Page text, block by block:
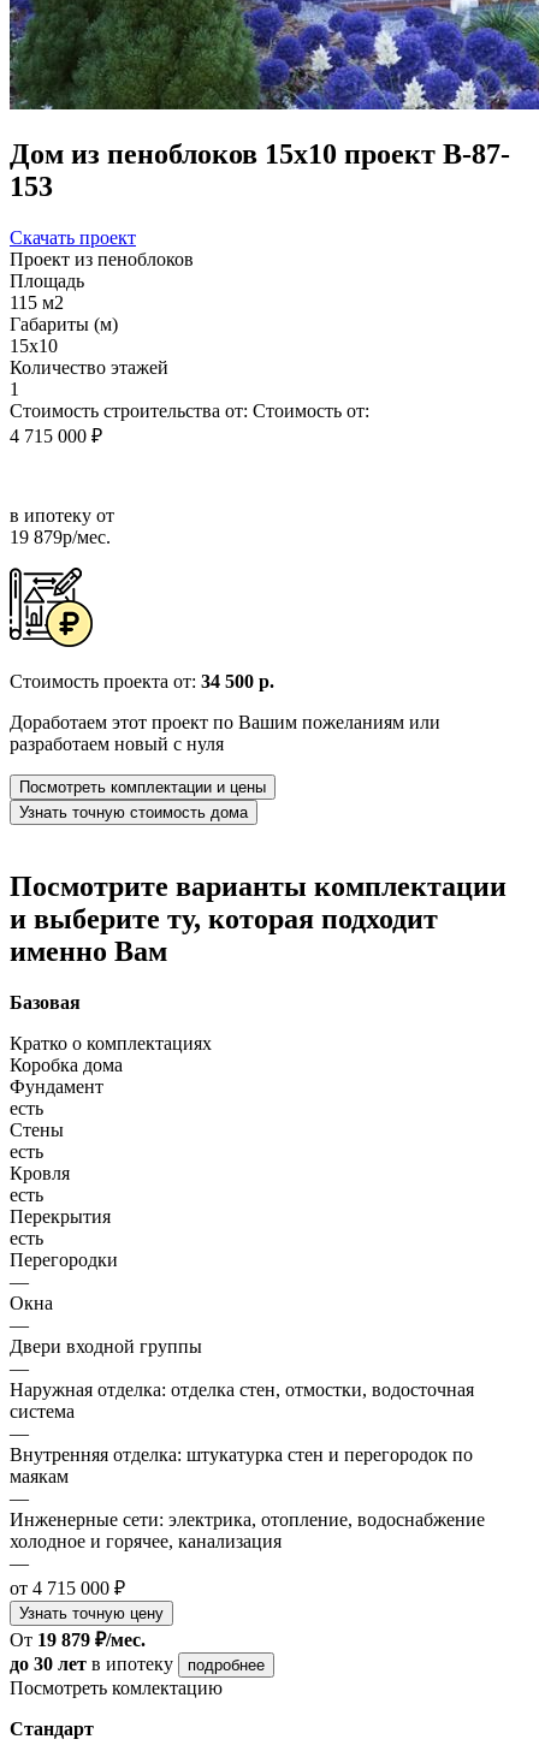
Дом из пеноблоков 15х10 проект В-87-
153
Скачать проект
Проект из пеноблоков
Площадь
115 м2
Габариты (м)
15x10
Количество этажей
1
Стоимость строительства от: Стоимость от:
4 715 000 ₽
в ипотеку от
19 879р/мес.
Стоимость проекта от: 34 500 р.
Доработаем этот проект по Вашим пожеланиям или
разработаем новый с нуля
Посмотреть комплектации и цены
Узнать точную стоимость дома
Посмотрите варианты комплектации
и выберите ту, которая подходит
именно Вам
Базовая
Кратко о комплектациях
Коробка дома
Фундамент
есть
Стены
есть
Кровля
есть
Перекрытия
есть
Перегородки
—
Окна
—
Двери входной группы
—
Наружная отделка: отделка стен, отмостки, водосточная
система
—
Внутренняя отделка: штукатурка стен и перегородок по
маякам
—
Инженерные сети: электрика, отопление, водоснабжение
холодное и горячее, канализация
—
от 4 715 000 ₽
Узнать точную цену
От 19 879 ₽/мес.
до 30 лет в ипотеку подробнее
Посмотреть комлектацию
Стандарт